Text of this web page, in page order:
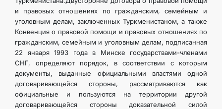
и правовых отношениях по гражданским, семейным и
уголовным делам, заключенных Туркменистаном, а также
Конвенция о правовой помощи и правовых отношениях по
гражданским, семейным и уголовным делам, подписанная
22 января 1993 года в Минске государствами-членами
СНГ, определяют порядок, в соответствии с которым
документы, выданные официальными властями одной
договаривающейся стороны, рассматриваются как
официальные и пользуются на территории другой
договаривающейся стороны доказательной силой